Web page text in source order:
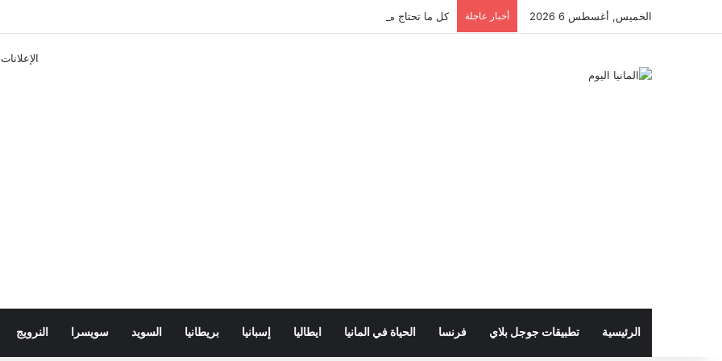
الخميس, أغسطس 6 2026 أخبار عاجلة كل ما تحتاج معرفته عن تذاكر ووسائل النقل في باريس 2025
الإعلانات
الرئيسية تطبيقات جوجل بلاي فرنسا الحياة في المانيا ايطاليا إسبانيا بريطانيا السويد سويسرا النرويج